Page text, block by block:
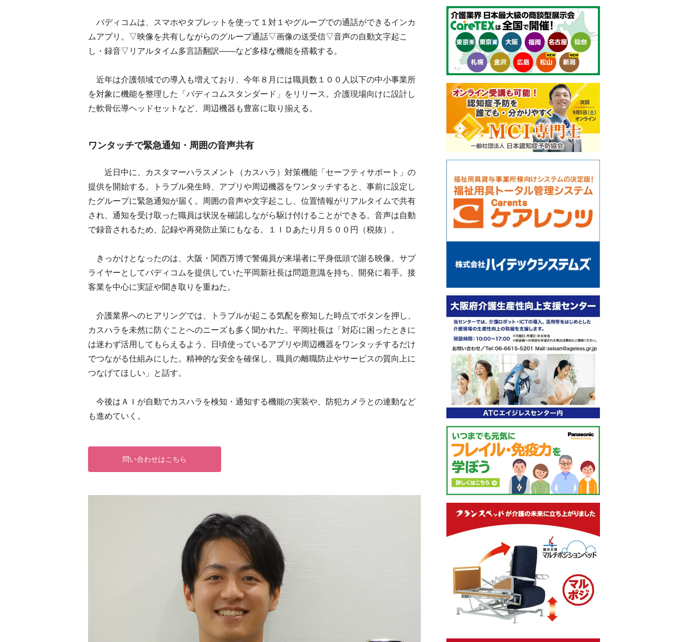
バディコムは、スマホやタブレットを使って１対１やグループでの通話ができるインカ
ムアプリ。▽映像を共有しながらのグループ通話▽画像の送受信▽音声の自動文字起こ
し・録音▽リアルタイム多言語翻訳――など多様な機能を搭載する。
近年は介護領域での導入も増えており、今年８月には職員数１００人以下の中小事業所
を対象に機能を整理した「バディコムスタンダード」をリリース。介護現場向けに設計し
た軟骨伝導ヘッドセットなど、周辺機器も豊富に取り揃える。
ワンタッチで緊急通知・周囲の音声共有
近日中に、カスタマーハラスメント（カスハラ）対策機能「セーフティサポート」の
提供を開始する。トラブル発生時、アプリや周辺機器をワンタッチすると、事前に設定し
たグループに緊急通知が届く。周囲の音声や文字起こし、位置情報がリアルタイムで共有
され、通知を受け取った職員は状況を確認しながら駆け付けることができる。音声は自動
で録音されるため、記録や再発防止策にもなる。１ＩＤあたり月５００円（税抜）。
きっかけとなったのは、大阪・関西万博で警備員が来場者に平身低頭で謝る映像。サプ
ライヤーとしてバディコムを提供していた平岡新社長は問題意識を持ち、開発に着手。接
客業を中心に実証や聞き取りを重ねた。
介護業界へのヒアリングでは、トラブルが起こる気配を察知した時点でボタンを押し、
カスハラを未然に防ぐことへのニーズも多く聞かれた。平岡社長は「対応に困ったときに
は迷わず活用してもらえるよう、日頃使っているアプリや周辺機器をワンタッチするだけ
でつながる仕組みにした。精神的な安全を確保し、職員の離職防止やサービスの質向上に
つなげてほしい」と話す。
今後はＡＩが自動でカスハラを検知・通知する機能の実装や、防犯カメラとの連動など
も進めていく。
問い合わせはこちら